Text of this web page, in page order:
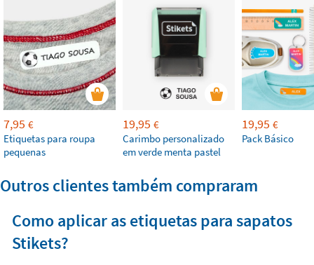
7,95 €
Etiquetas para roupa
pequenas
19,95 €
Carimbo personalizado
em verde menta pastel
19,95 €
Pack Básico
Outros clientes também compraram
Como aplicar as etiquetas para sapatos
Stikets?